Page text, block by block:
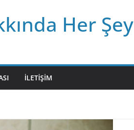
Her Şey
İLETIŞIM